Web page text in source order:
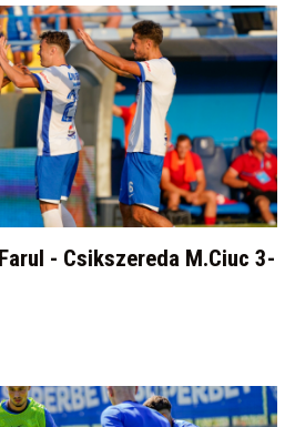
- Csikszereda M.Ciuc 3-